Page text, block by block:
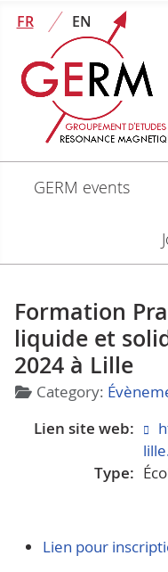
FR EN
GERM events
Formation
liquide et
2024 à Lille
Details
Category:
Lien site web:
Type:
Lien pour